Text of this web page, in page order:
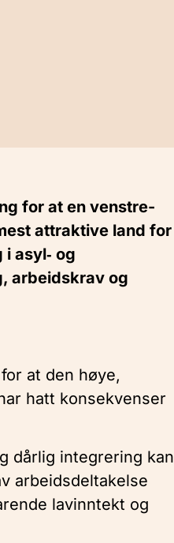
for at en venstre­
attraktive land for
asyl‑ og
arbeidskrav og
at den høye,
hatt konsekvenser
dårlig integrering kan
arbeidsdeltakelse
lavinntekt og